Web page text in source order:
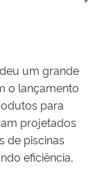
um grande
o lançamento
para
projetados
de piscinas
eficiência,